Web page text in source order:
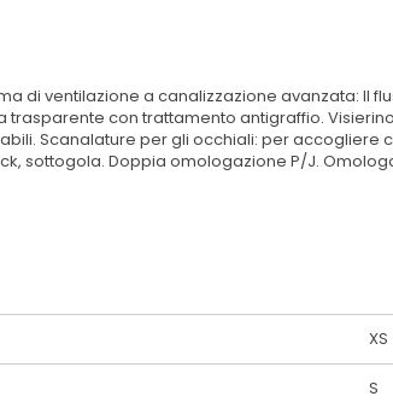
di ventilazione a canalizzazione avanzata: Il
trasparente con trattamento antigraffio.
Scanalature per gli occhiali: per accogliere
sottogola. Doppia omologazione P/J.
XS
S